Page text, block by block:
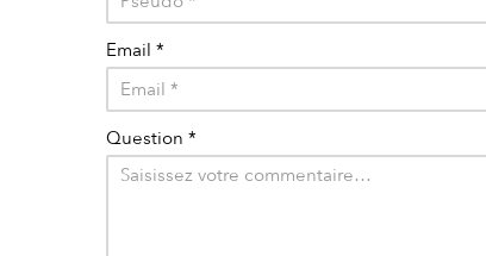
Email *
Question *